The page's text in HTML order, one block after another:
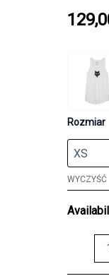
Rozmiar
WYCZYŚĆ